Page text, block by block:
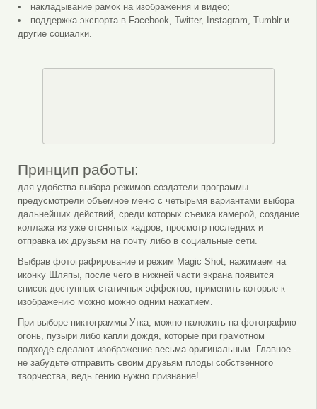
накладывание рамок на изображения и видео;
поддержка экспорта в Facebook, Twitter, Instagram, Tumblr и
другие социалки.
Принцип работы:
для удобства выбора режимов создатели программы
предусмотрели объемное меню с четырьмя вариантами выбора
дальнейших действий, среди которых съемка камерой, создание
коллажа из уже отснятых кадров, просмотр последних и
отправка их друзьям на почту либо в социальные сети.
Выбрав фотографирование и режим Magic Shot, нажимаем на
иконку Шляпы, после чего в нижней части экрана появится
список доступных статичных эффектов, применить которые к
изображению можно можно одним нажатием.
При выборе пиктограммы Утка, можно наложить на фотографию
огонь, пузыри либо капли дождя, которые при грамотном
подходе сделают изображение весьма оригинальным. Главное -
не забудьте отправить своим друзьям плоды собственного
творчества, ведь гению нужно признание!